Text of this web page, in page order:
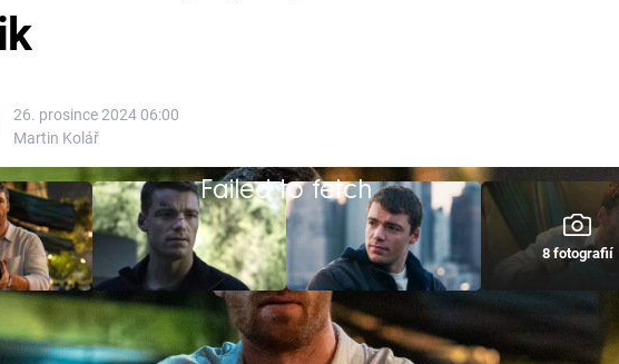
26. prosince 2024 06:00
Martin Kolář
Failed to fetch
8 fotografií
hodin, Jacka Ryana nebo Jacka Reachera by měli zpozornět.